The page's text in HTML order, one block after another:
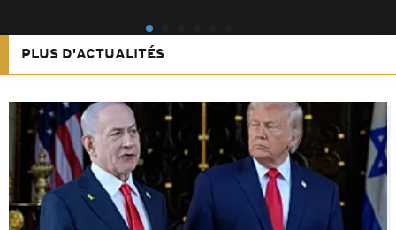
PLUS D'ACTUALITÉS